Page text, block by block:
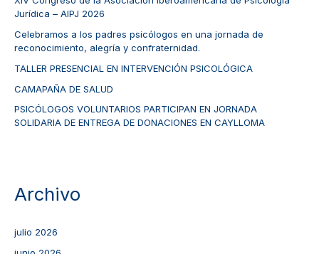
Jurídica – AIPJ 2026
Celebramos a los padres psicólogos en una jornada de
reconocimiento, alegría y confraternidad.
TALLER PRESENCIAL EN INTERVENCIÓN PSICOLÓGICA
CAMAPAÑA DE SALUD
PSICÓLOGOS VOLUNTARIOS PARTICIPAN EN JORNADA
SOLIDARIA DE ENTREGA DE DONACIONES EN CAYLLOMA
Archivo
julio 2026